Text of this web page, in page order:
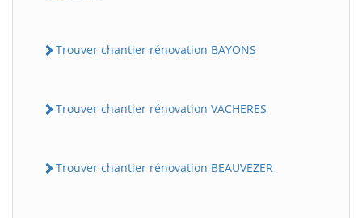
Trouver chantier rénovation BAYONS
Trouver chantier rénovation VACHERES
Trouver chantier rénovation BEAUVEZER